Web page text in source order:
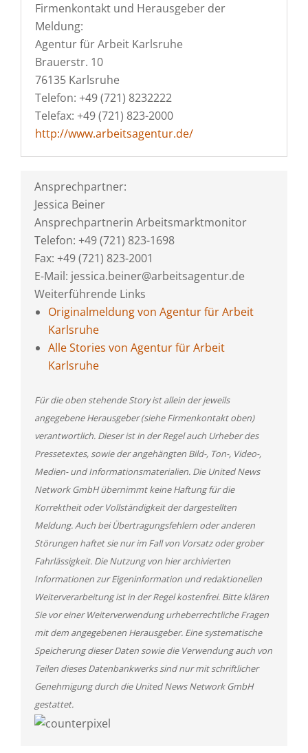
Firmenkontakt und Herausgeber der
Meldung:
Agentur für Arbeit Karlsruhe
Brauerstr. 10
76135 Karlsruhe
Telefon: +49 (721) 8232222
Telefax: +49 (721) 823-2000
http://www.arbeitsagentur.de/
Ansprechpartner:
Jessica Beiner
Ansprechpartnerin Arbeitsmarktmonitor
Telefon: +49 (721) 823-1698
Fax: +49 (721) 823-2001
E-Mail: jessica.beiner@arbeitsagentur.de
Weiterführende Links
Originalmeldung von Agentur für Arbeit
Karlsruhe
Alle Stories von Agentur für Arbeit
Karlsruhe
Für die oben stehende Story ist allein der jeweils
angegebene Herausgeber (siehe Firmenkontakt oben)
verantwortlich. Dieser ist in der Regel auch Urheber des
Pressetextes, sowie der angehängten Bild-, Ton-, Video-,
Medien- und Informationsmaterialien. Die United News
Network GmbH übernimmt keine Haftung für die
Korrektheit oder Vollständigkeit der dargestellten
Meldung. Auch bei Übertragungsfehlern oder anderen
Störungen haftet sie nur im Fall von Vorsatz oder grober
Fahrlässigkeit. Die Nutzung von hier archivierten
Informationen zur Eigeninformation und redaktionellen
Weiterverarbeitung ist in der Regel kostenfrei. Bitte klären
Sie vor einer Weiterverwendung urheberrechtliche Fragen
mit dem angegebenen Herausgeber. Eine systematische
Speicherung dieser Daten sowie die Verwendung auch von
Teilen dieses Datenbankwerks sind nur mit schriftlicher
Genehmigung durch die United News Network GmbH
gestattet.